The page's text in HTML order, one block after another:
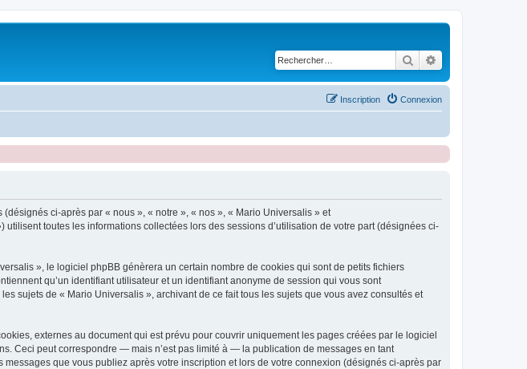
Rechercher
Connexion
Inscription
ci-après par « nous », « notre », « nos », « Mario Universalis » et
toutes les informations collectées lors des sessions d’utilisation de votre part (désignées ci-
», le logiciel phpBB génèrera un certain nombre de cookies qui sont de petits fichiers
qu’un identifiant utilisateur et un identifiant anonyme de session qui vous sont
sujets de « Mario Universalis », archivant de ce fait tous les sujets que vous avez consultés et
externes au document qui est prévu pour couvrir uniquement les pages créées par le logiciel
Ceci peut correspondre — mais n’est pas limité à — la publication de messages en tant
que vous publiez après votre inscription et lors de votre connexion (désignés ci-après par